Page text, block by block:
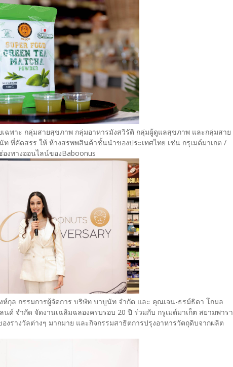
พาะ กลุ่มสายสุขภาพ กลุ่มอาหารมังสวิรัติ กลุ่มผู้ดูแลสุขภาพ และกลุ่มสาย
ที่คัดสรร ให้ ห้างสรพพสินค้าชั้นนำของประเทศไทย เช่น กรุเมต์มาเกต /
งทางออนไลน์ของBaboonus
กรรมการผู้จัดการ บริษัท บาบูนัท จำกัด และ คุณเจน-ธรม์ธิดา โกมล
ด์ จำกัด จัดงานเฉลิมฉลองครบรอบ 20 ปี ร่วมกับ กรูเมต์มาเก็ต สยามพารา
รางวัลต่างๆ มากมาย และกิจกรรมสาธิตการปรุงอาหารวัตถุดิบจากผลิต